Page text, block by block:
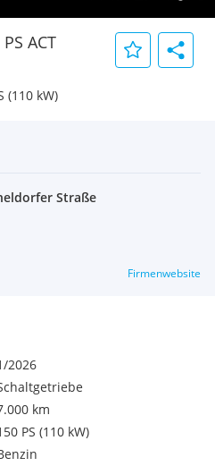
ACT
(110 kW)
Straße
Firmenwebsite
2026
km
PS (110 kW)